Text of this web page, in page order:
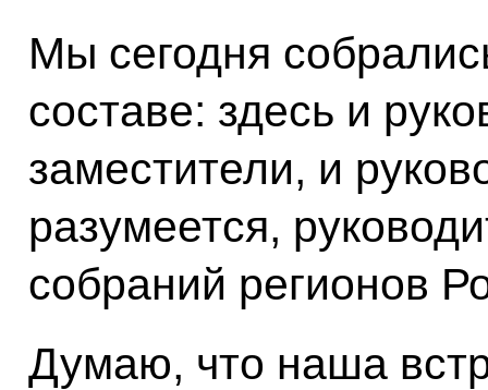
Мы сегодня
составе: здесь и
заместители, и
разумеется,
собраний регионов
Думаю, что наша